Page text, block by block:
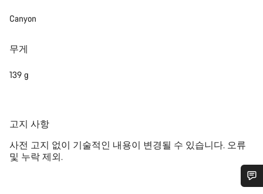
Canyon
무게
139 g
공
고지 사항
사전 고지 없이 기술적인 내용이 변경될 수 있습니다. 오류
및 누락 제외.